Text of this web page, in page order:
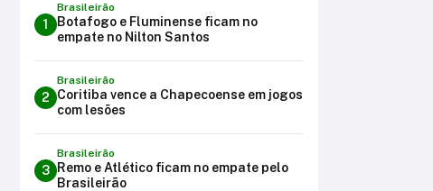
1
Brasileirão
Botafogo e Fluminense ficam no
empate no Nilton Santos
2
Brasileirão
Coritiba vence a Chapecoense em jogos
com lesões
3
Brasileirão
Remo e Atlético ficam no empate pelo
Brasileirão